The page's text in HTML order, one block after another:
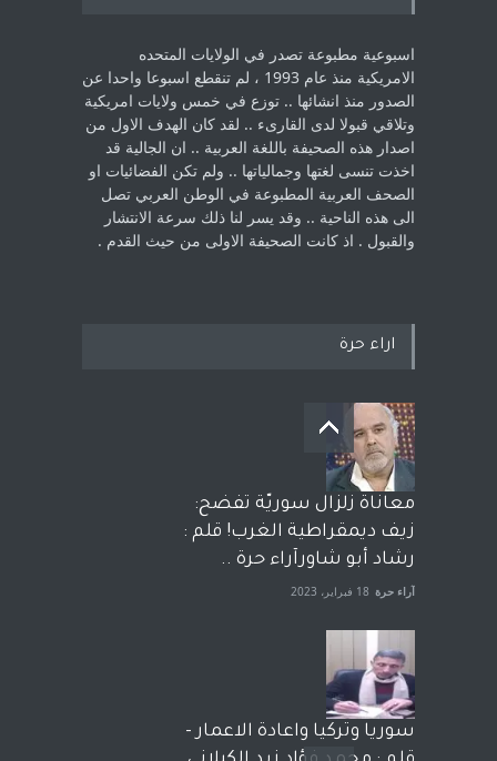
اسبوعية مطبوعة تصدر في الولايات المتحده
الامريكية منذ عام 1993 ، لم ‏تنقطع اسبوعا واحدا عن
الصدور منذ انشائها .. توزع في خمس ولايات امريكية
‏وتلاقي قبولا لدى القارىء ..‏ لقد كان الهدف الاول من
اصدار هذه الصحيفة باللغة العربية .. ان الجالية قد
اخذت ‏تنسى لغتها وجمالياتها .. ولم تكن الفضائيات او
الصحف العربية المطبوعة في الوطن ‏العربي تصل
الى هذه الناحية .. وقد يسر لنا ذلك سرعة الانتشار
والقبول . اذ كانت ‏الصحيفة الاولى من حيث القدم . ‏
اراء حرة
معاناة زلزال سوريّة تفضح:
زيف ديمقراطية الغرب! قلم :
رشاد أبو شاورآراء حرة ..
آراء حرة 18 فبراير، 2023
سوريا وتركيا واعادة الاعمار -